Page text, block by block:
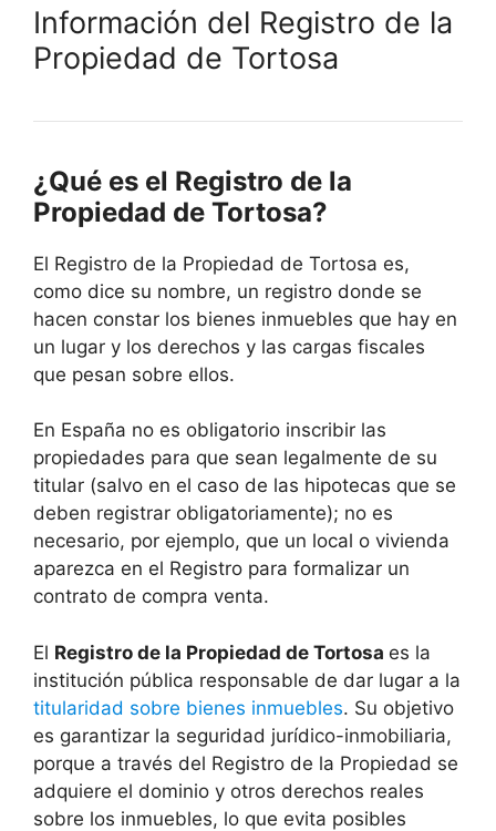
Información del Registro de la
Propiedad de Tortosa
¿Qué es el Registro de la
Propiedad de Tortosa?
El Registro de la Propiedad de Tortosa es,
como dice su nombre, un registro donde se
hacen constar los bienes inmuebles que hay en
un lugar y los derechos y las cargas fiscales
que pesan sobre ellos.
En España no es obligatorio inscribir las
propiedades para que sean legalmente de su
titular (salvo en el caso de las hipotecas que se
deben registrar obligatoriamente); no es
necesario, por ejemplo, que un local o vivienda
aparezca en el Registro para formalizar un
contrato de compra venta.
El Registro de la Propiedad de Tortosa es la
institución pública responsable de dar lugar a la
titularidad sobre bienes inmuebles. Su objetivo
es garantizar la seguridad jurídico-inmobiliaria,
porque a través del Registro de la Propiedad se
adquiere el dominio y otros derechos reales
sobre los inmuebles, lo que evita posibles